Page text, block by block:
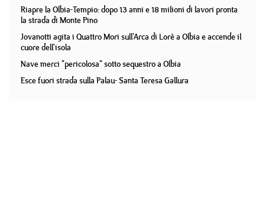
Riapre la Olbia-Tempio: dopo 13 anni e 18 milioni di lavori pronta
la strada di Monte Pino
Jovanotti agita i Quattro Mori sull'Arca di Lorè a Olbia e accende il
cuore dell'isola
Nave merci "pericolosa" sotto sequestro a Olbia
Esce fuori strada sulla Palau- Santa Teresa Gallura